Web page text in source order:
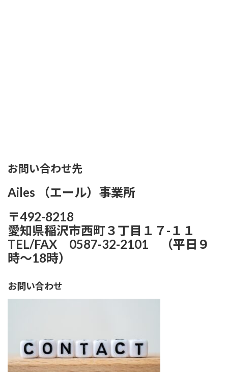
お問い合わせ先
Ailes （エール）事業所
〒492-8218
愛知県稲沢市西町３丁目１７-１１
TEL/FAX 0587-32-2101 （平日９
時〜18時）
お問い合わせ